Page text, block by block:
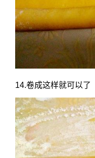
14.卷成这样就可以了